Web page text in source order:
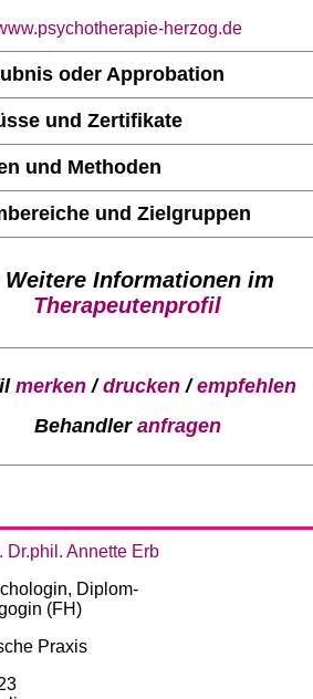
herzog.de
oder Approbation
und Zertifikate
und Methoden
und Zielgruppen
Weitere Informationen im
Therapeutenprofil
merken/drucken/empfehlen
Behandler anfragen
Dr.phil. Annette Erb
Diplom-
(FH)
Praxis